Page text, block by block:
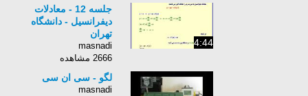
4:44
جلسه 12 - معادلات
دیفرانسیل - دانشگاه
تهران
masnadi
2666 مشاهده
لگو - سی ان سی
masnadi